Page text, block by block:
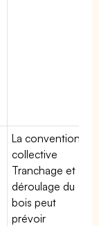
La convention
collective
Tranchage et
déroulage du
bois peut
prévoir